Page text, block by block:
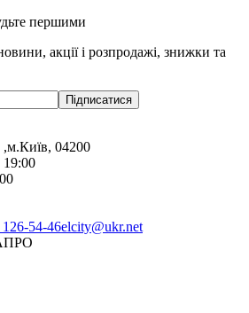
першими
акції і розпродажі, знижки та
Підписатися
04200
126-54-46elcity@ukr.net